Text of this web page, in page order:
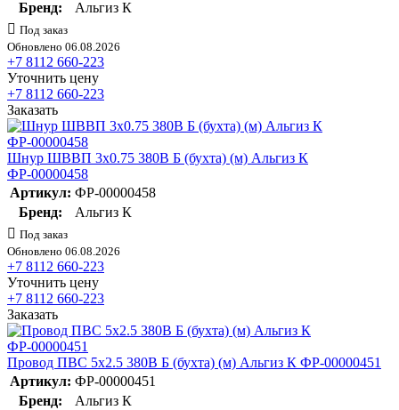
Бренд: Альгиз К
Под заказ
Обновлено 06.08.2026
+7 8112 660-223
Уточнить цену
+7 8112 660-223
Заказать
Шнур ШВВП 3х0.75 380В Б (бухта) (м) Альгиз К
ФР-00000458
Артикул: ФР-00000458
Бренд:
Альгиз К
Под заказ
Обновлено 06.08.2026
+7 8112 660-223
Уточнить цену
+7 8112 660-223
Заказать
Провод ПВС 5х2.5 380В Б (бухта) (м) Альгиз К ФР-00000451
Артикул: ФР-00000451
Бренд:
Альгиз К